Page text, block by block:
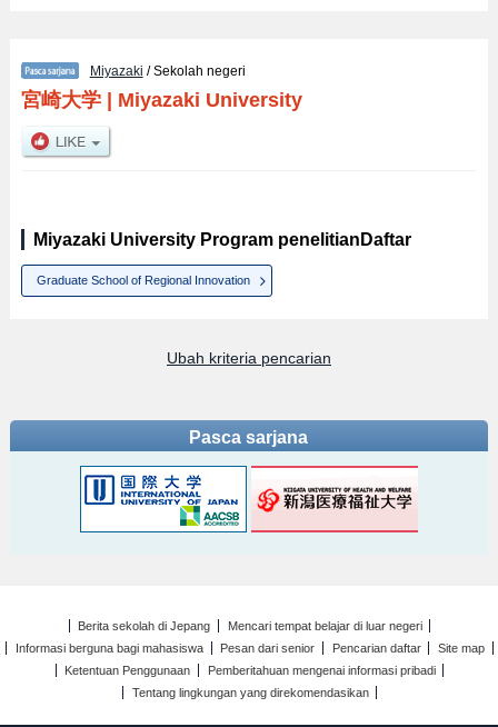
Miyazaki / Sekolah negeri
宮崎大学| Miyazaki University
Miyazaki University Program penelitianDaftar
Graduate School of Regional Innovation
Ubah kriteria pencarian
Pasca sarjana
Berita sekolah di Jepang
Mencari tempat belajar di luar negeri
Informasi berguna bagi mahasiswa
Pesan dari senior Pencarian daftar
Site map
Ketentuan Penggunaan
Pemberitahuan mengenai informasi pribadi
Tentang lingkungan yang direkomendasikan